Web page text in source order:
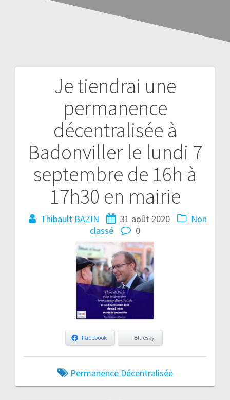
Je tiendrai une
permanence
décentralisée à
Badonviller le lundi 7
septembre de 16h à
17h30 en mairie
Thibault BAZIN 31 août 2020
Non
classé
0
Facebook Bluesky
Permanence Décentralisée